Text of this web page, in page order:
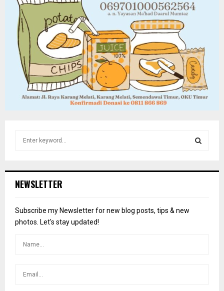
h
o
r
NEWSLETTER
Subscribe my Newsletter for new blog posts, tips & new
photos. Let's stay updated!